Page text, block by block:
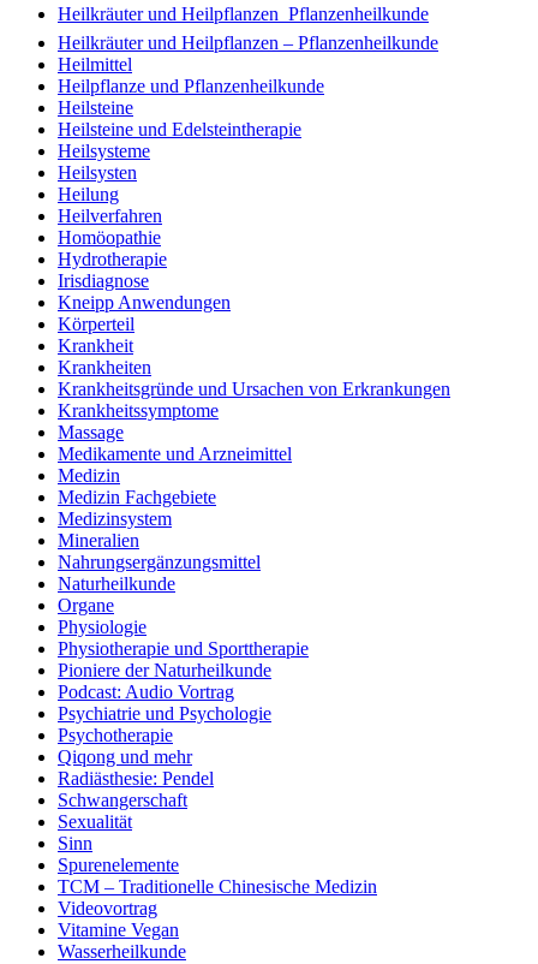
Heilkräuter und Heilpflanzen  Pflanzenheilkunde
Heilkräuter und Heilpflanzen – Pflanzenheilkunde
Heilmittel
Heilpflanze und Pflanzenheilkunde
Heilsteine
Heilsteine und Edelsteintherapie
Heilsysteme
Heilsysten
Heilung
Heilverfahren
Homöopathie
Hydrotherapie
Irisdiagnose
Kneipp Anwendungen
Körperteil
Krankheit
Krankheiten
Krankheitsgründe und Ursachen von Erkrankungen
Krankheitssymptome
Massage
Medikamente und Arzneimittel
Medizin
Medizin Fachgebiete
Medizinsystem
Mineralien
Nahrungsergänzungsmittel
Naturheilkunde
Organe
Physiologie
Physiotherapie und Sporttherapie
Pioniere der Naturheilkunde
Podcast: Audio Vortrag
Psychiatrie und Psychologie
Psychotherapie
Qiqong und mehr
Radiästhesie: Pendel
Schwangerschaft
Sexualität
Sinn
Spurenelemente
TCM – Traditionelle Chinesische Medizin
Videovortrag
Vitamine Vegan
Wasserheilkunde